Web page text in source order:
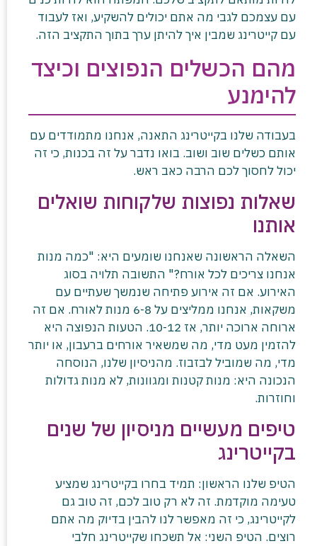
עם עצמכם לגבי מה אתם יכולים להשקיע, ואז לעבוד
עם קייטרינג שמבין איך להיתן ערך בתוך התקציב הזה.
מהם הכשלים הנפוצים וכיצד
להימנע
בעבודה שלנו בקייטרינג התאנה, אנחנו מתמודדים עם
אותם כשלים שוב ושוב. בואו נדבר על זה בכנות, כי זה
יכול לחסוך לכם הרבה כאב ראש.
שאלות נפוצות שלקוחות שואלים
אותנו
השאלה הראשונה שאנחנו שומעים היא: "כמה מנות
אנחנו צריכים לכל אורח?" התשובה תלויה בסוג
האירוע. אם זה אירוע פתיחה שנמשך שעתיים עם
משקאות, אנחנו ממליצים על 6-8 מנות לאורח. אם זה
ארוחה ארוכה יותר, אז 10-12. הטעות הנפוצה היא
להזמין מעט מדי, מה שמשאיר אורחים ברעבון, או יותר
מדי, מה שמוביל לבזבוז. מהניסיון שלנו, הנוסחה
הנכונה היא: מנות קטנות ומגוונות, לא מנות גדולות
וחוזרות.
טיפים מעשיים מניסיון של שנים
בקייטרינג
הטיפ שלנו הראשון: תמיד בחרו בקייטרינג שמציע
טעימה מוקדמת. זה לא רק טוב לכם, זה טוב גם
לקייטרינג, כי זה מאפשר לנו להבין בדיוק מה אתם
רוצים. הטיפ השני: אל תשכחו שקייטרינג חלבי